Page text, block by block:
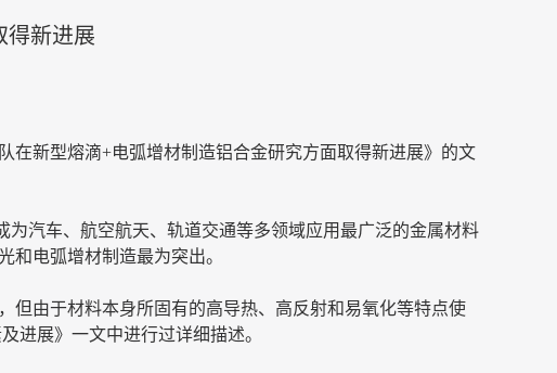
得新进展
在新型熔滴+电弧增材制造铝合金研究方面取得新进展》的文
汽车、航空航天、轨道交通等多领域应用最广泛的金属材料
和电弧增材制造最为突出。
但由于材料本身所固有的高导热、高反射和易氧化等特点使
进展》一文中进行过详细描述。